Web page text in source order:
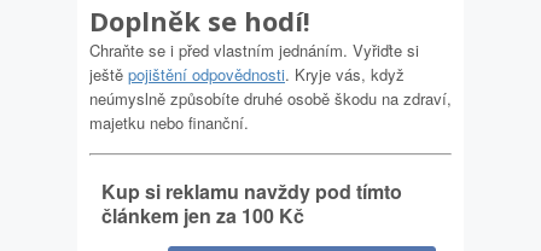
Doplněk se hodí!
Chraňte se i před vlastním jednáním. Vyřiďte si
ještě pojištění odpovědnosti. Kryje vás, když
neúmyslně způsobíte druhé osobě škodu na zdraví,
majetku nebo finanční.
Kup si reklamu navždy pod tímto
článkem jen za 100 Kč